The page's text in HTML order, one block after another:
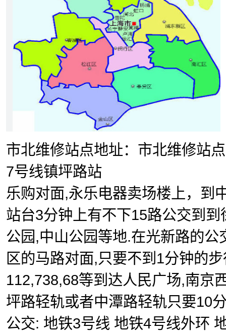
市北维修站点地址：市北维修站
7号线镇坪路站
乐购对面,永乐电器卖场楼上，到
站台3分钟上有不下15路公交到到
公园,中山公园等地.在光新路的公
区的马路对面,只要不到1分钟的
112,738,68等到达人民广场,南京
坪路轻轨或者中潭路轻轨只要10
公交: 地铁3号线 地铁4号线外环